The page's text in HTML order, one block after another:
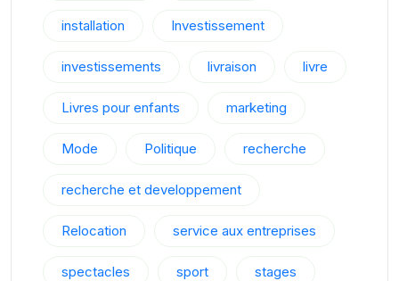
installation Investissement
investissements livraison livre
Livres pour enfants marketing
Mode Politique recherche
recherche et developpement
Relocation service aux entreprises
spectacles sport stages